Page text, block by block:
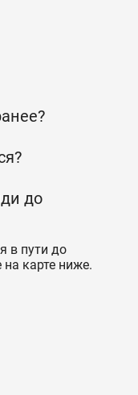
до
в пути до
карте ниже.